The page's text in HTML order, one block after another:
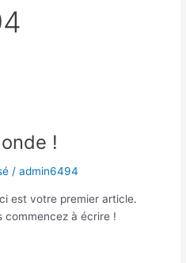
!
/admin6494
est votre premier article.
commencez à écrire !